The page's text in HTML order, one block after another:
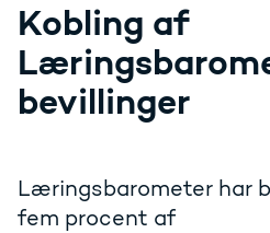
Kobling af
bevillinger
Læringsbarometer har
fem procent af